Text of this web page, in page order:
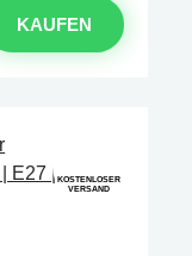
KAUFEN
KOSTENLOSER
VERSAND